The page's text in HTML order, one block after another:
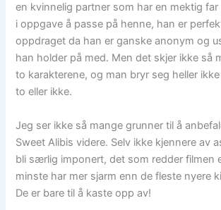
en kvinnelig partner som har en mektig
i oppgave å passe på henne, han er
oppdraget da han er ganske anonym og
han holder på med. Men det skjer ikke så
to karakterene, og man bryr seg heller
to eller ikke.
Jeg ser ikke så mange grunner til å
Sweet Alibis videre. Selv ikke kjennere av
bli særlig imponert, det som redder filmen
minste har mer sjarm enn de fleste nyere
De er bare til å kaste opp av!